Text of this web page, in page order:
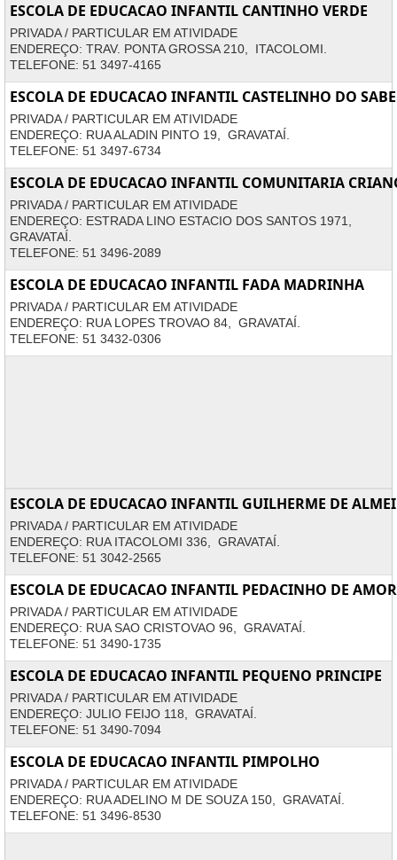
ESCOLA DE EDUCACAO INFANTIL CANTINHO VERDE
PRIVADA / PARTICULAR EM ATIVIDADE
ENDEREÇO: TRAV. PONTA GROSSA 210, ITACOLOMI.
TELEFONE: 51 3497-4165
ESCOLA DE EDUCACAO INFANTIL CASTELINHO DO
PRIVADA / PARTICULAR EM ATIVIDADE
ENDEREÇO: RUA ALADIN PINTO 19, GRAVATAÍ.
TELEFONE: 51 3497-6734
ESCOLA DE EDUCACAO INFANTIL COMUNITARIA
PRIVADA / PARTICULAR EM ATIVIDADE
ENDEREÇO: ESTRADA LINO ESTACIO DOS SANTOS 1971,
GRAVATAÍ.
TELEFONE: 51 3496-2089
ESCOLA DE EDUCACAO INFANTIL FADA MADRINHA
PRIVADA / PARTICULAR EM ATIVIDADE
ENDEREÇO: RUA LOPES TROVAO 84, GRAVATAÍ.
TELEFONE: 51 3432-0306
ESCOLA DE EDUCACAO INFANTIL GUILHERME DE
PRIVADA / PARTICULAR EM ATIVIDADE
ENDEREÇO: RUA ITACOLOMI 336, GRAVATAÍ.
TELEFONE: 51 3042-2565
ESCOLA DE EDUCACAO INFANTIL PEDACINHO DE AMOR
PRIVADA / PARTICULAR EM ATIVIDADE
ENDEREÇO: RUA SAO CRISTOVAO 96, GRAVATAÍ.
TELEFONE: 51 3490-1735
ESCOLA DE EDUCACAO INFANTIL PEQUENO PRINCIPE
PRIVADA / PARTICULAR EM ATIVIDADE
ENDEREÇO: JULIO FEIJO 118, GRAVATAÍ.
TELEFONE: 51 3490-7094
ESCOLA DE EDUCACAO INFANTIL PIMPOLHO
PRIVADA / PARTICULAR EM ATIVIDADE
ENDEREÇO: RUA ADELINO M DE SOUZA 150, GRAVATAÍ.
TELEFONE: 51 3496-8530